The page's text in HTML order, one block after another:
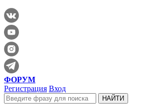
ФОРУМ
Регистрация Вход